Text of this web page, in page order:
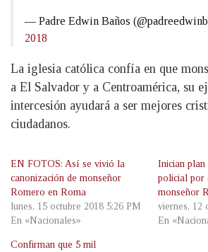
— Padre Edwin Baños
2018
La iglesia católica confía en que
a El Salvador y a Centroamérica, su
intercesión ayudará a ser mejores
ciudadanos.
EN FOTOS: Así se vivió la
canonización de monseñor
Romero en Roma
lunes, 15 octubre 2018 5:26 PM
En «Nacionales»
Inician plan
policial por
monseñor
viernes, 12
En
Confirman que 5 mil